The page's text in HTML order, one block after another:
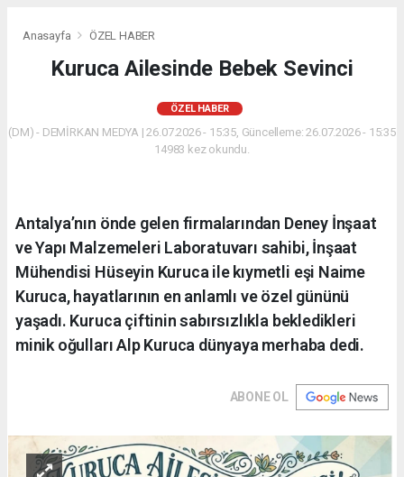
Anasayfa ÖZEL HABER
Kuruca Ailesinde Bebek Sevinci
ÖZEL HABER
(DM) - DEMİRKAN MEDYA | 26.07.2026 - 15:35, Güncelleme: 26.07.2026 - 15:35
14983 kez okundu.
Antalya’nın önde gelen firmalarından Deney İnşaat
ve Yapı Malzemeleri Laboratuvarı sahibi, İnşaat
Mühendisi Hüseyin Kuruca ile kıymetli eşi Naime
Kuruca, hayatlarının en anlamlı ve özel gününü
yaşadı. Kuruca çiftinin sabırsızlıkla bekledikleri
minik oğulları Alp Kuruca dünyaya merhaba dedi.
ABONE OL